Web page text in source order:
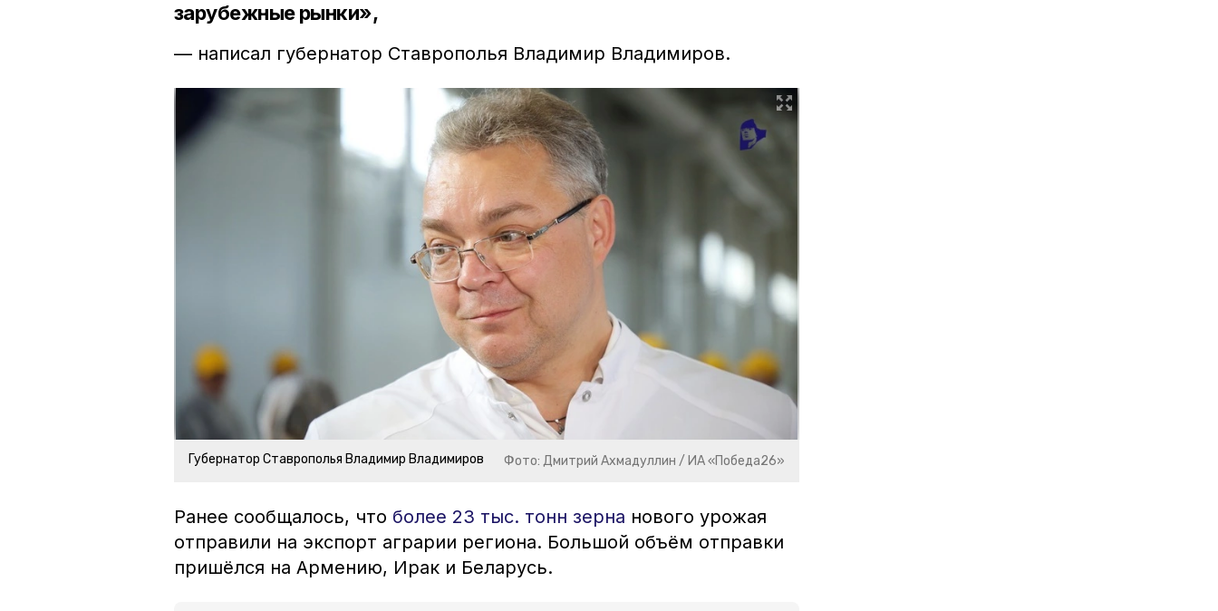
зарубежные рынки»,
— написал губернатор Ставрополья Владимир Владимиров.
Губернатор Ставрополья Владимир Владимиров Фото: Дмитрий Ахмадуллин / ИА «Победа26»
Ранее сообщалось, что более 23 тыс. тонн зерна нового урожая
отправили на экспорт аграрии региона. Большой объём отправки
пришёлся на Армению, Ирак и Беларусь.